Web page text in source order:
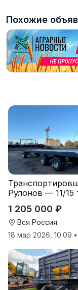
Похожие
Рулонов — 11/15
1 205 000 ₽
Вся Россия
18 мар 2026, 10:09 •